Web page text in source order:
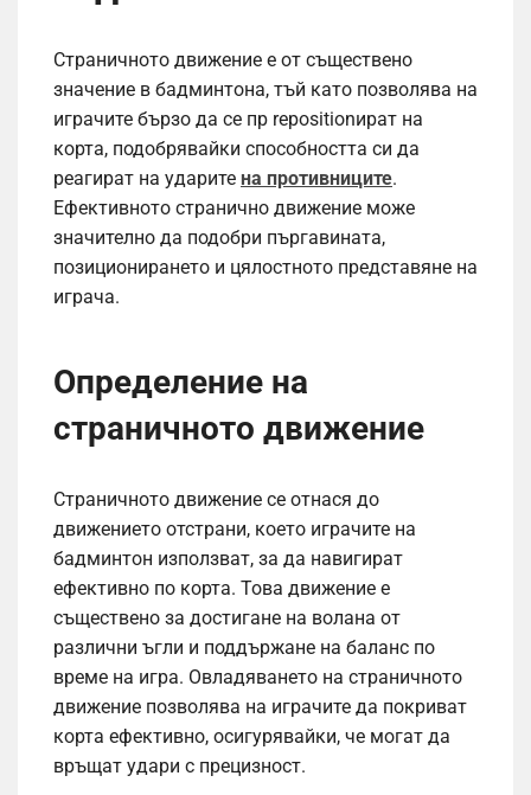
Страничното движение е от съществено
значение в бадминтона, тъй като позволява на
играчите бързо да се пр repositionират на
корта, подобрявайки способността си да
реагират на ударите на противниците.
Ефективното странично движение може
значително да подобри пъргавината,
позиционирането и цялостното представяне на
играча.
Определение на
страничното движение
Страничното движение се отнася до
движението отстрани, което играчите на
бадминтон използват, за да навигират
ефективно по корта. Това движение е
съществено за достигане на волана от
различни ъгли и поддържане на баланс по
време на игра. Овладяването на страничното
движение позволява на играчите да покриват
корта ефективно, осигурявайки, че могат да
връщат удари с прецизност.